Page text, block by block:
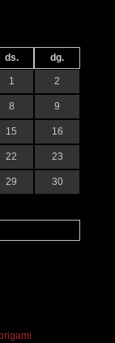
ds. dg.
1 2
8 9
15 16
22 23
29 30